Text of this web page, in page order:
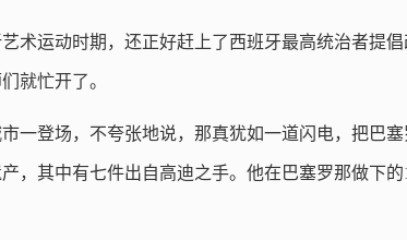
术运动时期，还正好赶上了西班牙最高统治者提
就忙开了。
一登场，不夸张地说，那真犹如一道闪电，把巴塞
，其中有七件出自高迪之手。他在巴塞罗那做下